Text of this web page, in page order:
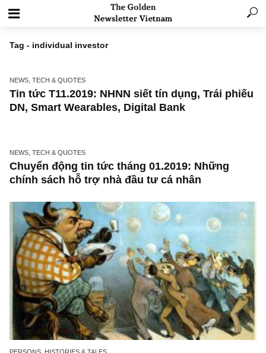
Tag - individual investor
NEWS, TECH & QUOTES
Tin tức T11.2019: NHNN siết tín dụng, Trái
NEWS, TECH & QUOTES
Chuyển động tin tức tháng 01.2019: Những
chính sách hỗ trợ nhà đầu tư cá nhân